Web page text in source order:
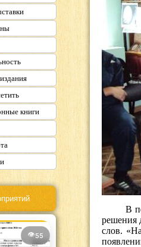
книги
55
В
решения
слов.